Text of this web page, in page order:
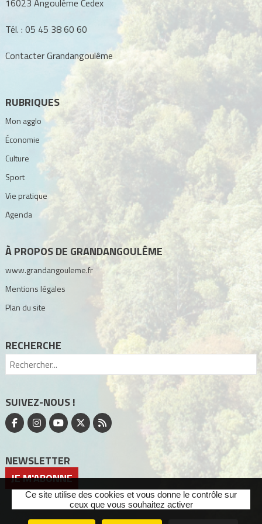
16023 Angoulême Cedex
Tél. : 05 45 38 60 60
Contacter Grandangoulême
RUBRIQUES
Mon agglo
Économie
Culture
Sport
Vie pratique
Agenda
À PROPOS DE GRANDANGOULÊME
www.grandangouleme.fr
Mentions légales
Plan du site
RECHERCHE
SUIVEZ-NOUS !
NEWSLETTER
JE M'ABONNE
Ce site utilise des cookies et vous donne le contrôle sur
ceux que vous souhaitez activer